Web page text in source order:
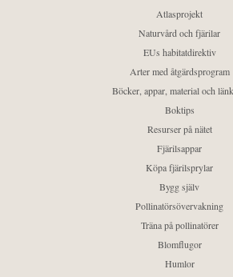
Atlasprojekt
Naturvård och fjärilar
EUs habitatdirektiv
Arter med åtgärdsprogram
Böcker, appar, material och
Boktips
Resurser på nätet
Fjärilsappar
Köpa fjärilsprylar
Bygg själv
Pollinatörsövervakning
Träna på pollinatörer
Blomflugor
Humlor